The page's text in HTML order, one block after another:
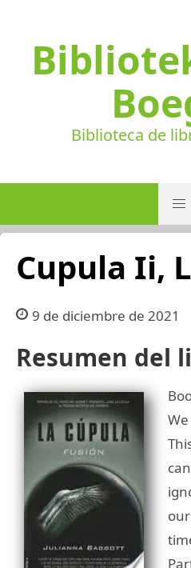
Biblioteca de
Cupula Ii,
9 de diciembre de 2021
Resumen del